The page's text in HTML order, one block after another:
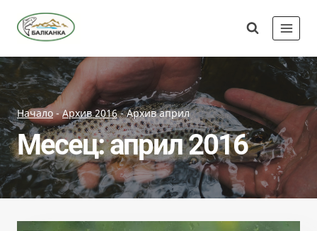
Начало-Архив 2016-Архив април
Месец: април 2016